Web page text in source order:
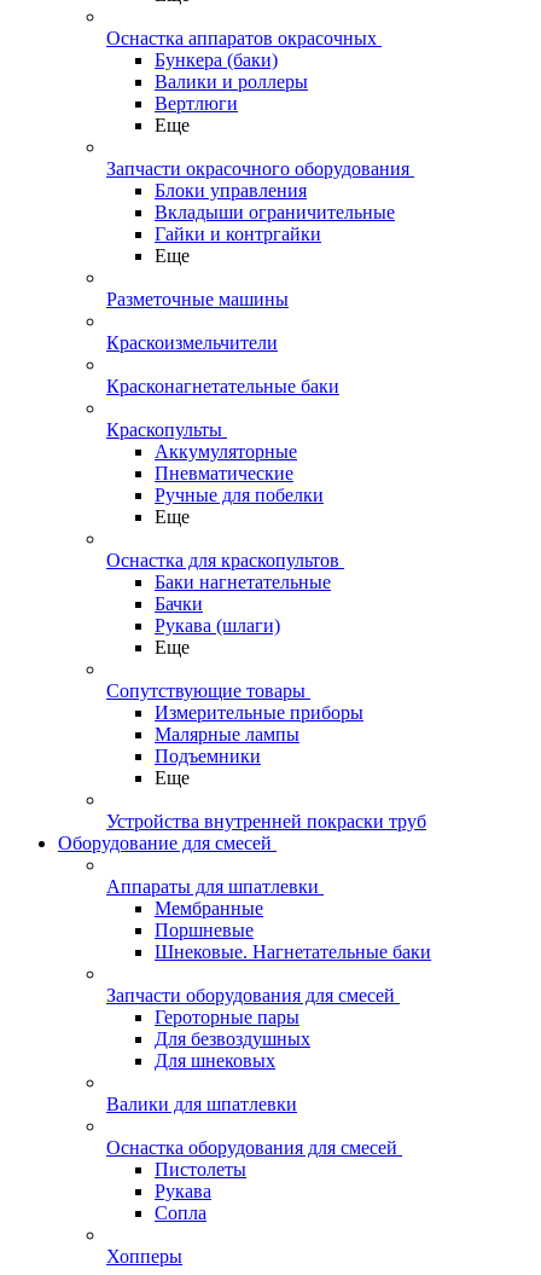
Оснастка аппаратов окрасочных
Бункера (баки)
Валики и роллеры
Вертлюги
Еще
Запчасти окрасочного оборудования
Блоки управления
Вкладыши ограничительные
Гайки и контргайки
Еще
Разметочные машины
Краскоизмельчители
Красконагнетательные баки
Краскопульты
Аккумуляторные
Пневматические
Ручные для побелки
Еще
Оснастка для краскопультов
Баки нагнетательные
Бачки
Рукава (шлаги)
Еще
Сопутствующие товары
Измерительные приборы
Малярные лампы
Подъемники
Еще
Устройства внутренней покраски труб
Оборудование для смесей
Аппараты для шпатлевки
Мембранные
Поршневые
Шнековые. Нагнетательные баки
Запчасти оборудования для смесей
Героторные пары
Для безвоздушных
Для шнековых
Валики для шпатлевки
Оснастка оборудования для смесей
Пистолеты
Рукава
Сопла
Хопперы